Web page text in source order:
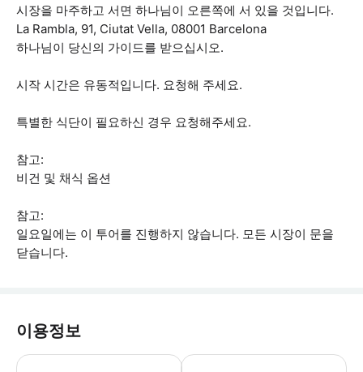
시장을 마주하고 서면 하나님이 오른쪽에 서 있을 것입니다.
La Rambla, 91, Ciutat Vella, 08001 Barcelona
하나님이 당신의 가이드를 받으십시오.
시작 시간은 유동적입니다. 요청해 주세요.
특별한 식단이 필요하신 경우 요청해주세요.
참고:
비건 및 채식 옵션
참고:
일요일에는 이 투어를 진행하지 않습니다. 모든 시장이 문을
닫습니다.
이용정보
온 가족을 위한 즐거움 * 소요시간 :